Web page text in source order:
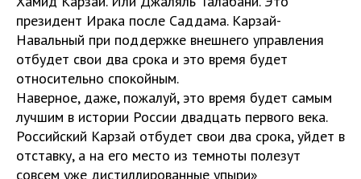
президент Ирака после Саддама. Карзай-
Навальный при поддержке внешнего управления
отбудет свои два срока и это время будет
относительно спокойным.
Наверное, даже, пожалуй, это время будет самым
лучшим в истории России двадцать первого века.
Российский Карзай отбудет свои два срока, уйдет в
отставку, а на его место из темноты полезут
совсем уже дистиллированные упыри»